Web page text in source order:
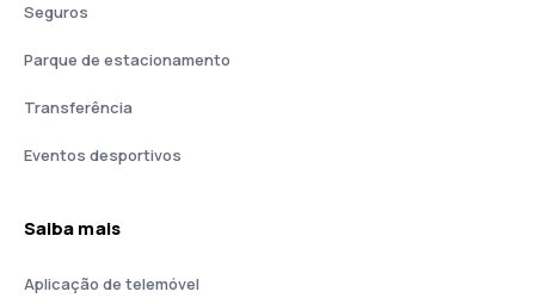
Seguros
Parque de estacionamento
Transferência
Eventos desportivos
Saiba mais
Aplicação de telemóvel